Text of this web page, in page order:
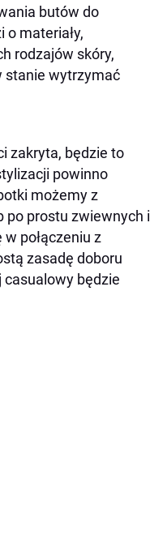
butów do
materiały,
rodzajów skóry,
stanie wytrzymać
zakryta, będzie to
powinno
możemy z
po prostu zwiewnych i
połączeniu z
zasadę doboru
casualowy będzie